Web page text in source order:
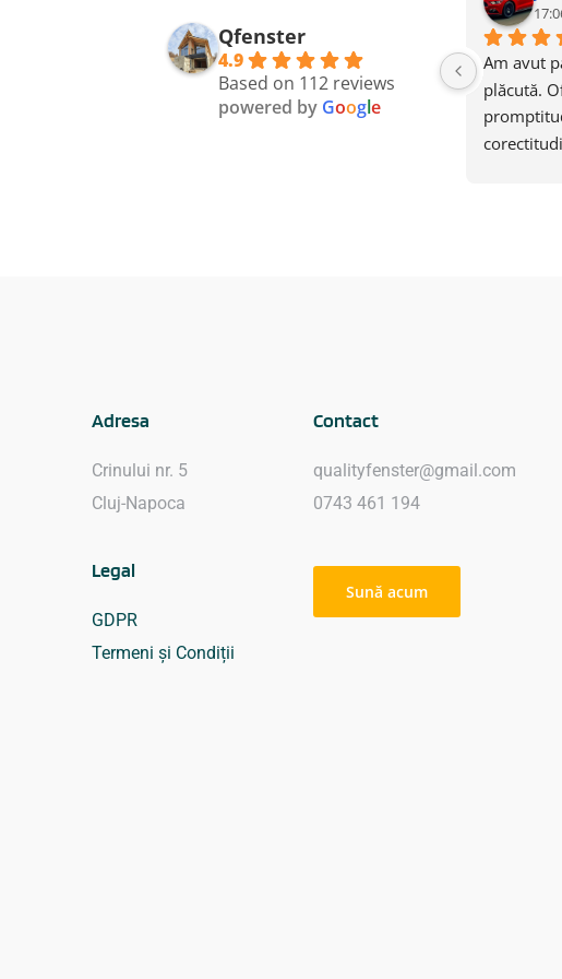
Qfenster
4.9
Based on 112 reviews
powered by Google
Am avut
plăcută.
Adresa
Crinului nr. 5
Cluj-Napoca
Legal
GDPR
Termeni și Condiții
Contact
qualityfenster@gmail.com
0743 461 194
Sună acum